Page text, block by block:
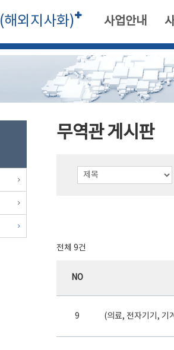
(해외지사화) 사업안내
무역관 게시판
전체 9건
NO
9 (의료, 전자기기, 기